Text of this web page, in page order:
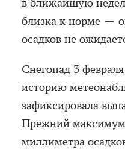
в ближайшую
близка к норме —
осадков не
Снегопад 3
историю
зафиксировала
Прежний максимум
миллиметра